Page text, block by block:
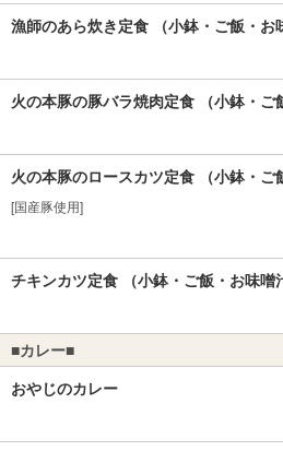
漁師のあら炊き定食 （小鉢・ご飯・お
火の本豚の豚バラ焼肉定食 （小鉢・ご
火の本豚のロースカツ定食 （小鉢・ご
[国産豚使用]
チキンカツ定食 （小鉢・ご飯・お味噌
■カレー■
おやじのカレー